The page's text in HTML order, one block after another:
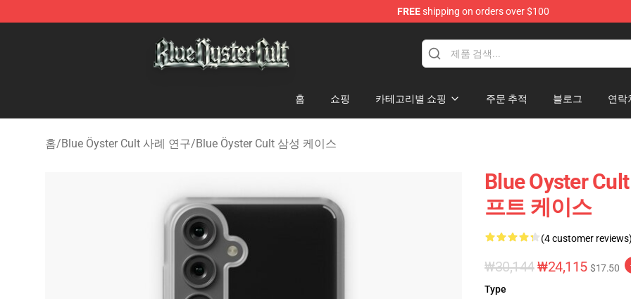
FREEshipping on orders over $100
홈 쇼핑 카테고리별 쇼핑 주문 추적 블로그 연락
홈/Blue Öyster Cult 사례 연구/Blue Öyster Cult 삼성 케이스
Blue Oyster
프트 케이스
(4 customer reviews)
₩30,144₩24,115 $17.50
Type